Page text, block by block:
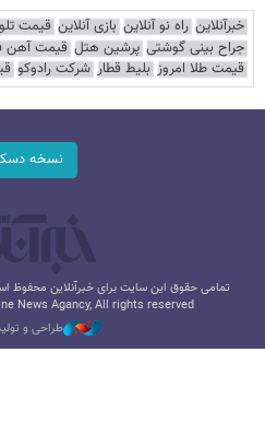
خبرآنلاین راه نو آنلاین بازی آنلاین قیمت
جراح بینی گوشتی پرشین هتل قیمت آهن
قیمت طلا امروز بلیط قطار شرکت رادوکو
نسخه
تمامی حقوق این سایت برای خبرآنلاین محفوظ
News Agancy, All rights reserved
طراحی و